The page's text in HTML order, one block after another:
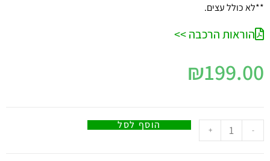
**לא כולל עצים.
הוראות הרכבה >>
₪199.00
-
+ הוסף לסל